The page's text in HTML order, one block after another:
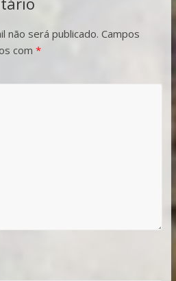
não será publicado. Campos
com *